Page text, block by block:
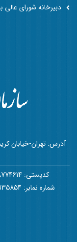
آدرس: تهران-خیابان
کدپستی: 1598774614
شماره نمابر: 02188935854
دبیرخانه شورای